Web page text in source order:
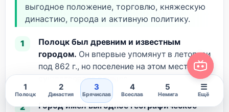
выгодное положение, торговлю, княжескую
династию, города и активную политику.
Полоцк был древним и известным
городом. Он впервые упомянут в летописи
под 862 г., но поселение на этом месте
существовало раньше.
Город имел выгодное географическое
1
Полоцк
2
Династия
3
Брячислав
4
Всеслав
5
Немига
☰
Ещё